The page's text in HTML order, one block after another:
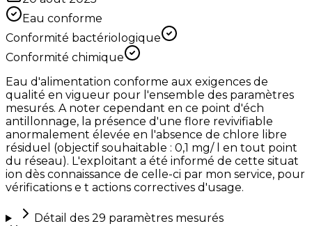
Eau conforme
Conformité bactériologique
Conformité chimique
Eau d'alimentation conforme aux exigences de
qualité en vigueur pour l'ensemble des paramètres
mesurés. A noter cependant en ce point d'éch
antillonnage, la présence d'une flore revivifiable
anormalement élevée en l'absence de chlore libre
résiduel (objectif souhaitable : 0,1 mg/ l en tout point
du réseau). L'exploitant a été informé de cette situat
ion dès connaissance de celle-ci par mon service, pour
vérifications e t actions correctives d'usage.
Détail des 29 paramètres mesurés